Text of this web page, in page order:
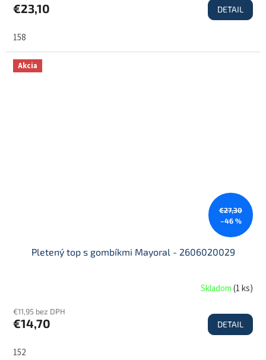
€23,10 DETAIL
158
Akcia
€27,30
–46 %
Pletený top s gombíkmi Mayoral - 2606020029
Skladom(1 ks)
€11,95 bez DPH
€14,70 DETAIL
152